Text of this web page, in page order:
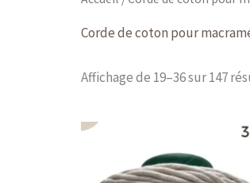
Corde de coton pour
Affichage de 19–36 sur 147